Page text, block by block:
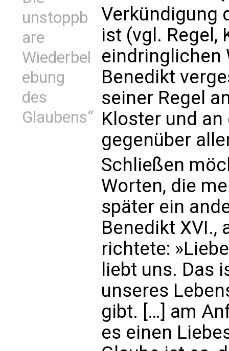
unstoppb
are
Wiederbel
ebung
des
Glaubens“
Verkündigung
ist (vgl. Regel,
eindringlichen
Benedikt
seiner Regel
Kloster und
gegenüber
Schließen
Worten, die
später ein
Benedikt XVI.,
richtete:
liebt uns. Das
unseres
gibt. […] am
es einen